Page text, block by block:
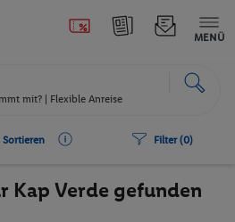
MENÜ
mit? | Flexible Anreise
Sortieren Filter (0)
Kap Verde gefunden